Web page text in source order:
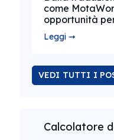
come
opportunità
Leggi ➞
VEDI TUTTI I
Calcolatore